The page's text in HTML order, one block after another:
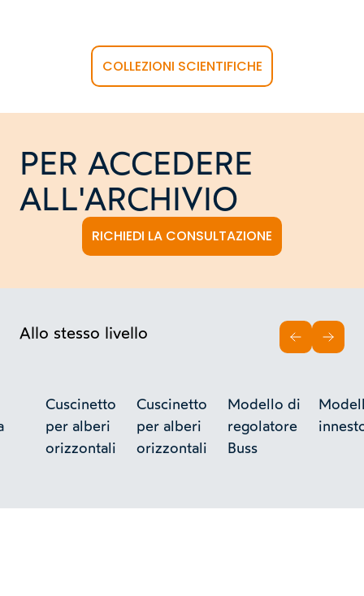
COLLEZIONI SCIENTIFICHE
PER ACCEDERE
ALL'ARCHIVIO
RICHIEDI LA CONSULTAZIONE
Allo stesso livello
Cuscinetto
per alberi
orizzontali
Cuscinetto
per alberi
orizzontali
Modello di
regolatore
Buss
INDIETRO